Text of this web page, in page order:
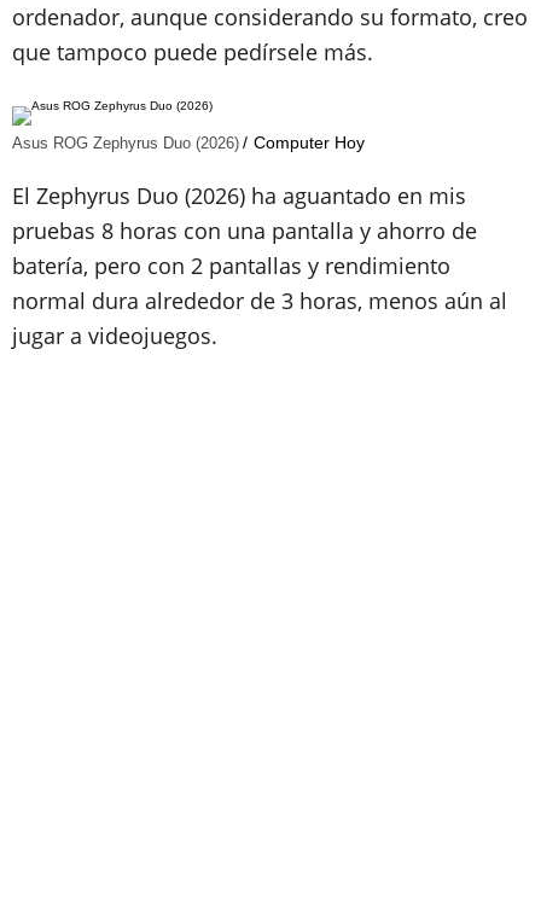
ordenador, aunque considerando su formato, creo
que tampoco puede pedírsele más.
Asus ROG Zephyrus Duo (2026) Computer Hoy
El Zephyrus Duo (2026) ha aguantado en mis
pruebas 8 horas con una pantalla y ahorro de
batería, pero con 2 pantallas y rendimiento
normal dura alrededor de 3 horas, menos aún al
jugar a videojuegos.